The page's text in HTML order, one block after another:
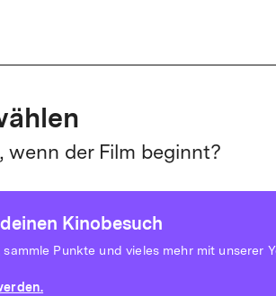
wenn der Film beginnt?
Kinobesuch
sammle Punkte und vieles mehr mit unserer